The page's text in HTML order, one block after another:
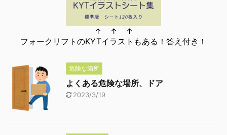
↑ ↑ ↑
フォークリフトのKYTイラストもある！答え付き！
危険な箇所
よくある危険な場所、ドア
2023/3/19